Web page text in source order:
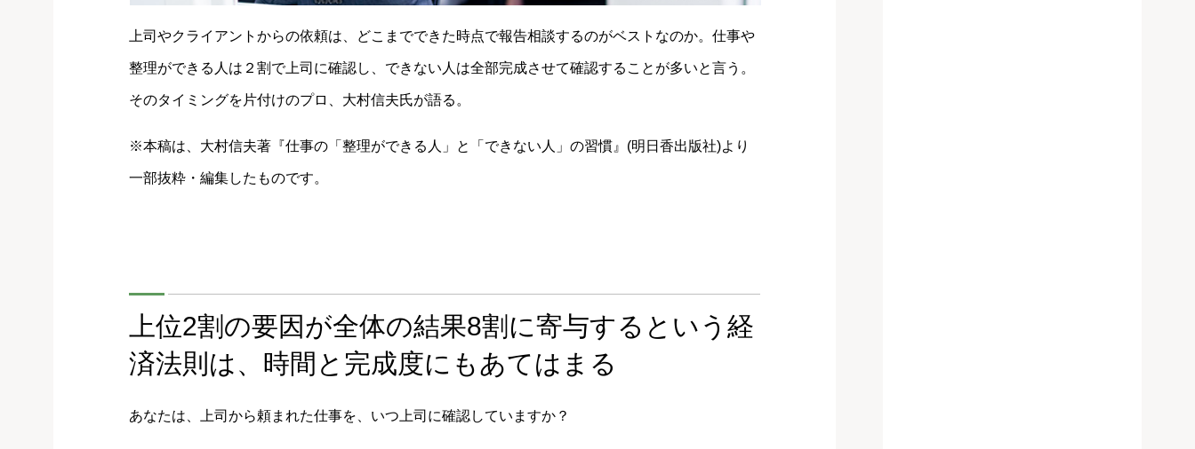
上司やクライアントからの依頼は、どこまでできた時点で報告相談するのがベストなのか。仕事や
整理ができる人は２割で上司に確認し、できない人は全部完成させて確認することが多いと言う。
そのタイミングを片付けのプロ、大村信夫氏が語る。
※本稿は、大村信夫著『仕事の「整理ができる人」と「できない人」の習慣』(明日香出版社)より
一部抜粋・編集したものです。
上位2割の要因が全体の結果8割に寄与するという経
済法則は、時間と完成度にもあてはまる
あなたは、上司から頼まれた仕事を、いつ上司に確認していますか？